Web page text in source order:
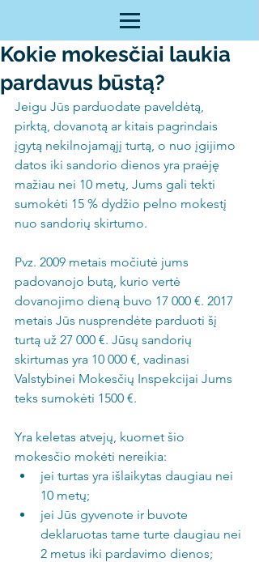
Kokie mokesčiai laukia
pardavus būstą?
Jeigu Jūs parduodate paveldėtą,
pirktą, dovanotą ar kitais pagrindais
įgytą nekilnojamąjį turtą, o nuo įgijimo
datos iki sandorio dienos yra praėję
mažiau nei 10 metų, Jums gali tekti
sumokėti 15 % dydžio pelno mokestį
nuo sandorių skirtumo.
Pvz. 2009 metais močiutė jums
padovanojo butą, kurio vertė
dovanojimo dieną buvo 17 000 €. 2017
metais Jūs nusprendėte parduoti šį
turtą už 27 000 €. Jūsų sandorių
skirtumas yra 10 000 €, vadinasi
Valstybinei Mokesčių Inspekcijai Jums
teks sumokėti 1500 €.
Yra keletas atvejų, kuomet šio
mokesčio mokėti nereikia:
jei turtas yra išlaikytas daugiau nei
10 metų;
jei Jūs gyvenote ir buvote
deklaruotas tame turte daugiau nei
2 metus iki pardavimo dienos;